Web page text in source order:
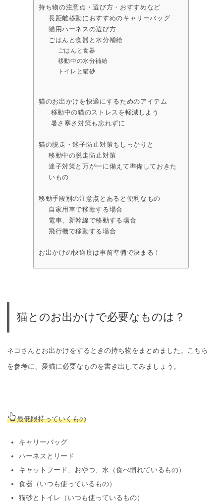
持ち物の注意点・選び方・おすすめなど
長距離移動におすすめのキャリーバッグ
猫用ハーネスの選び方
ごはんと食器と水分補給
ごはんと食器
移動中の水分補給
トイレと猫砂
猫のお出かけを快適にするためのアイテム
移動中の猫のストレスを軽減しよう
暑さ寒さ対策も忘れずに
猫の脱走・迷子防止対策もしっかりと
移動中の脱走防止対策
迷子対策と万が一に備えて準備しておきた
いもの
移動手段別の注意点とあると便利なもの
自家用車で移動する場合
電車、新幹線で移動する場合
飛行機で移動する場合
お出かけの快適度は事前準備で決まる！
猫とのお出かけで必要なものは？
ネコさんとお出かけをするときの持ち物をまとめました。こちら
を参考に、愛猫に必要なものを書き出してみましょう。
最低限持っていくもの
キャリーバッグ
ハーネスとリード
キャットフード、おやつ、水（食べ慣れているもの）
食器（いつも使っているもの）
猫砂とトイレ（いつも使っているもの）